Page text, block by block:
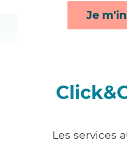
Je
Les services